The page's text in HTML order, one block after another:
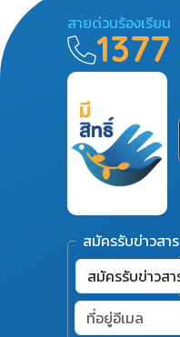
สายด่วนร้องเรียน
1377
สมัครรับข่าวสาร